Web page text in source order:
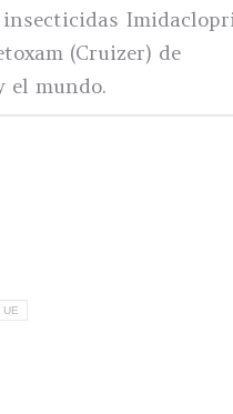
(Cruizer) de
el mundo.
UE